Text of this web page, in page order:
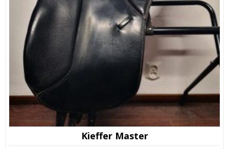
Kieffer Master